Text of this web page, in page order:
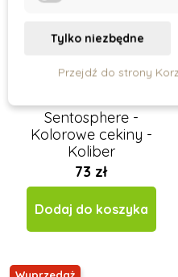
Sentosphere -
Kolorowe cekiny -
Koliber
73 zł
Dodaj do koszyka
Wyprzedaż
Tylko niezbędne
Przejdź do strony